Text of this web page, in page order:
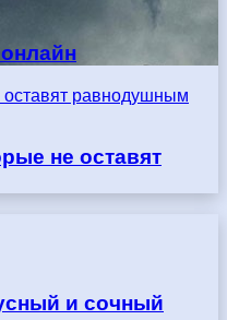
оставят равнодушным
не оставят
и сочный